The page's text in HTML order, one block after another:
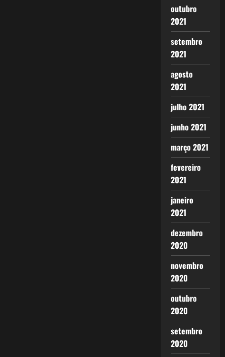
outubro
2021
setembro
2021
agosto
2021
julho 2021
junho 2021
março 2021
fevereiro
2021
janeiro
2021
dezembro
2020
novembro
2020
outubro
2020
setembro
2020